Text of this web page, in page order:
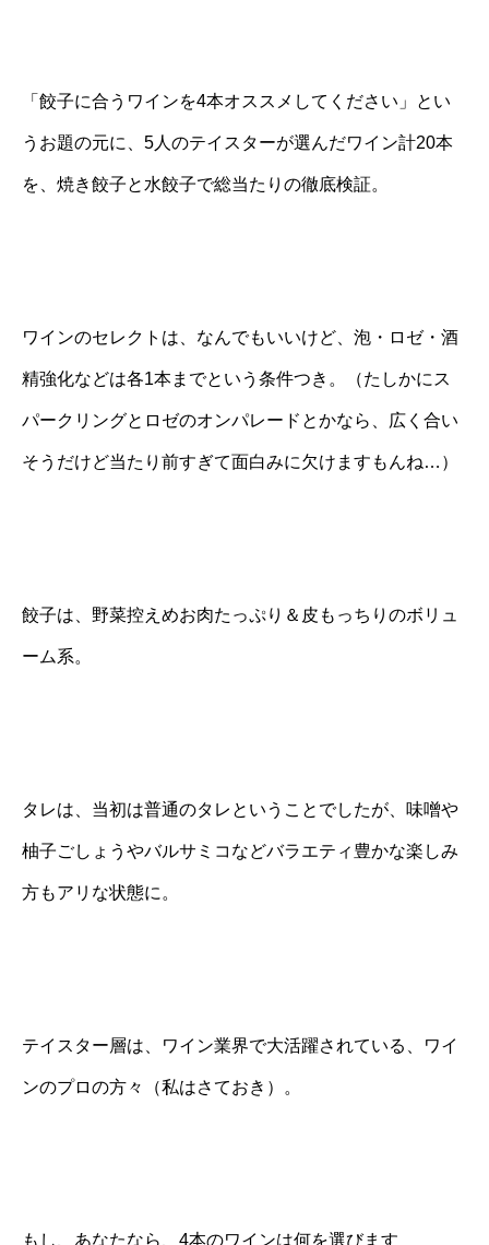
「餃子に合うワインを4本オススメしてください」とい
うお題の元に、5人のテイスターが選んだワイン計20本
を、焼き餃子と水餃子で総当たりの徹底検証。
ワインのセレクトは、なんでもいいけど、泡・ロゼ・酒
精強化などは各1本までという条件つき。（たしかにス
パークリングとロゼのオンパレードとかなら、広く合い
そうだけど当たり前すぎて面白みに欠けますもんね…）
餃子は、野菜控えめお肉たっぷり＆皮もっちりのボリュ
ーム系。
タレは、当初は普通のタレということでしたが、味噌や
柚子ごしょうやバルサミコなどバラエティ豊かな楽しみ
方もアリな状態に。
テイスター層は、ワイン業界で大活躍されている、ワイ
ンのプロの方々（私はさておき）。
もし、あなたなら、4本のワインは何を選びます